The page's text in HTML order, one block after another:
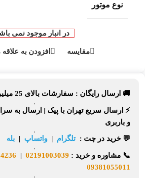
نوع موتور
در انبار موجود نمی
مقایسه افزودن به
🚚 ارسال رایگان : سفارشات بالای 25 میلیون تومان
⚡ ارسال سریع تهران با پیک | ارسال به
و باربری
💬 خرید در چت :تلگرام | واتساپ | بله
📞 مشاوره و خرید : 02191003039
|
09381055011